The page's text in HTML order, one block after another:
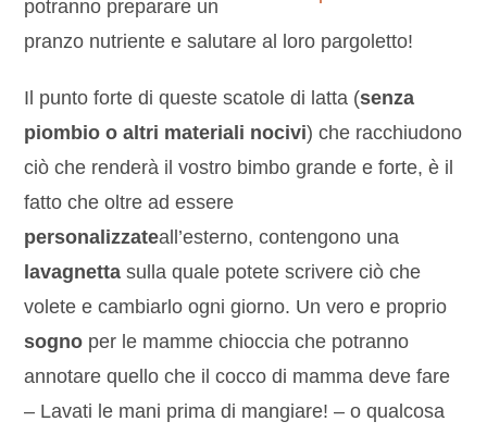
potranno preparare un
pranzo nutriente e salutare al loro pargoletto!
Il punto forte di queste scatole di latta (senza
piombio o altri materiali nocivi) che racchiudono
ciò che renderà il vostro bimbo grande e forte, è il
fatto che oltre ad essere
personalizzateall’esterno, contengono una
lavagnetta sulla quale potete scrivere ciò che
volete e cambiarlo ogni giorno. Un vero e proprio
sogno per le mamme chioccia che potranno
annotare quello che il cocco di mamma deve fare
– Lavati le mani prima di mangiare! – o qualcosa